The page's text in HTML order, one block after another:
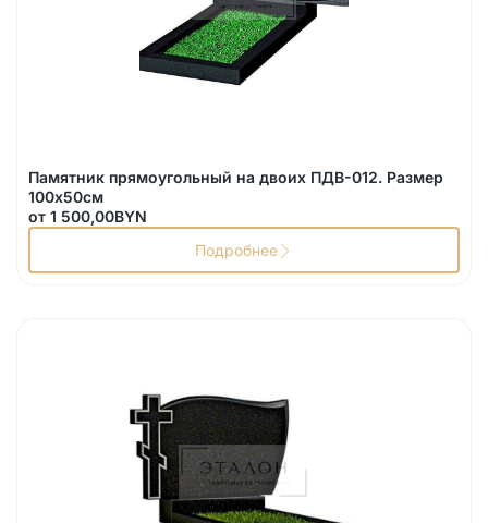
Памятник прямоугольный на двоих ПДВ-012. Размер
100х50см
от 1 500,00BYN
Подробнее